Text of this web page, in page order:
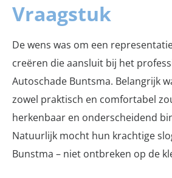
Vraagstuk
De wens was om een
creëren die aansluit bij het
Autoschade Buntsma. Belangrijk
zowel praktisch en comfortabel
herkenbaar en onderscheidend
Natuurlijk mocht hun krachtige
Bunstma – niet ontbreken op de